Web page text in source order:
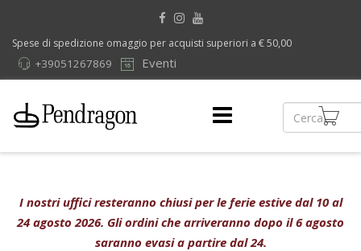
Spese di spedizione omaggio per acquisti superiori a € 50,00
Eventi
+39051267869
I nostri uffici resteranno chiusi per le ferie estive dal 10 al
24 agosto 2026. Gli ordini che arriveranno dopo il 6 agosto
saranno evasi a partire dal 24.